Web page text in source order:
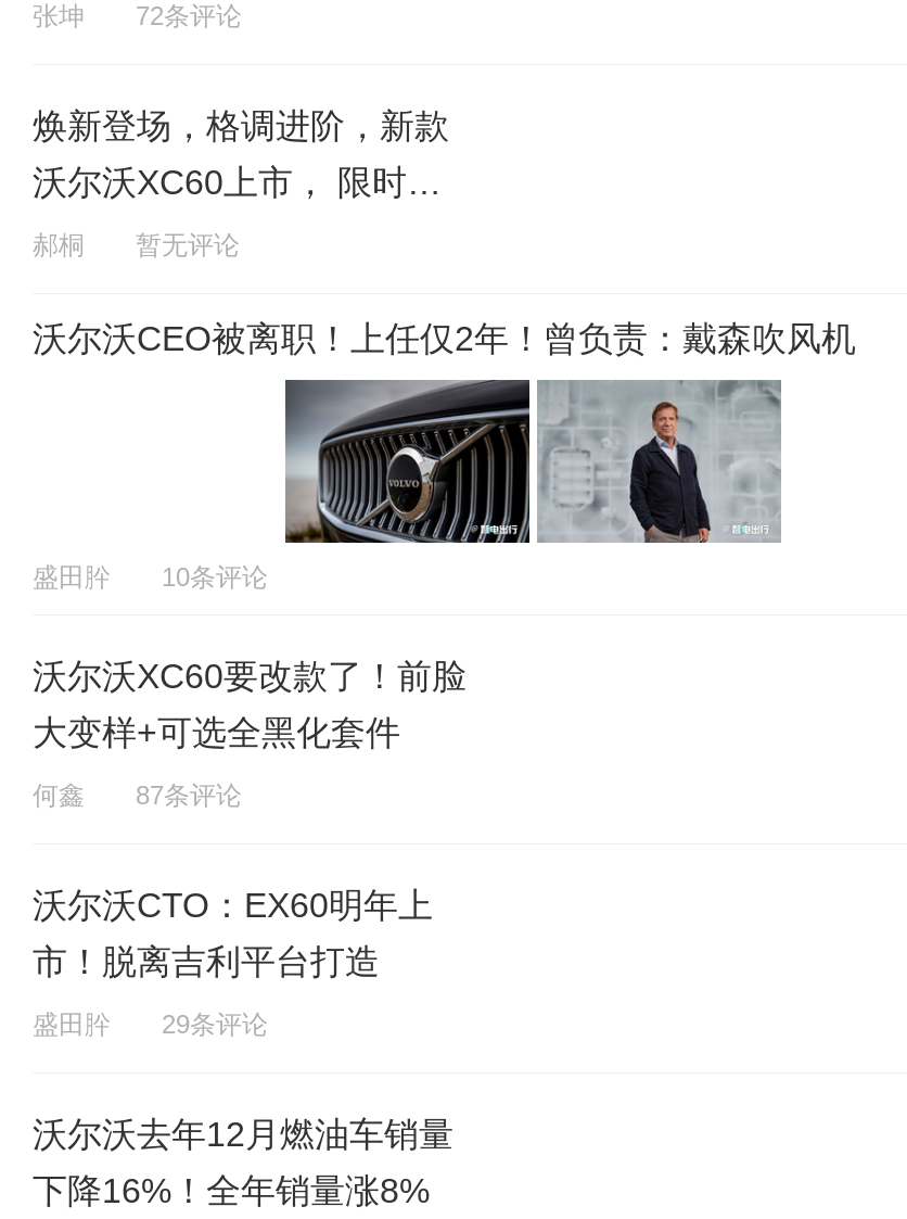
张坤 72条评论
焕新登场，格调进阶，新款
沃尔沃XC60上市， 限时价2
5.49万起
郝桐 暂无评论
沃尔沃CEO被离职！上任仅2年！曾负责：戴森吹风机
盛田肸 10条评论
沃尔沃XC60要改款了！前脸
大变样+可选全黑化套件
何鑫 87条评论
沃尔沃CTO：EX60明年上
市！脱离吉利平台打造
盛田肸 29条评论
沃尔沃去年12月燃油车销量
下降16%！全年销量涨8%